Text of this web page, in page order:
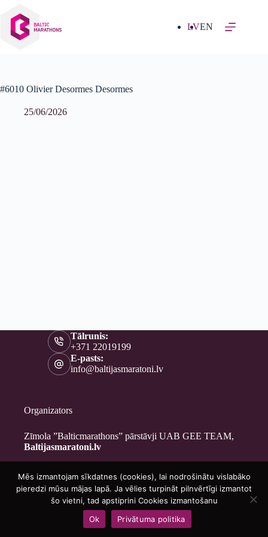
saturu
LVEN
#6010 Olivier Desormes Desormes
25/06/2026
Tālrunis:
+371 22019199
E-pasts:
info@baltijasmaratoni.lv
Organizators
Zīmola ”Balticmarathons” pārstāvji UAB GEE TEAM,
Baltijasmaratoni.lv
Kontakti
Par mums
Brīvprātīgajiem
Privātuma politika
Copyright © 2026 - Baltijasmaratoni.lv
Mēs izmantojam sīkdatnes (cookies), lai nodrošinātu vislabāko
pieredzi mūsu mājas lapā. Ja vēlies turpināt pilnvērtīgi izmantot
šo vietni, tad apstiprini Cookies izmantošanu
Ok
Privātuma politika